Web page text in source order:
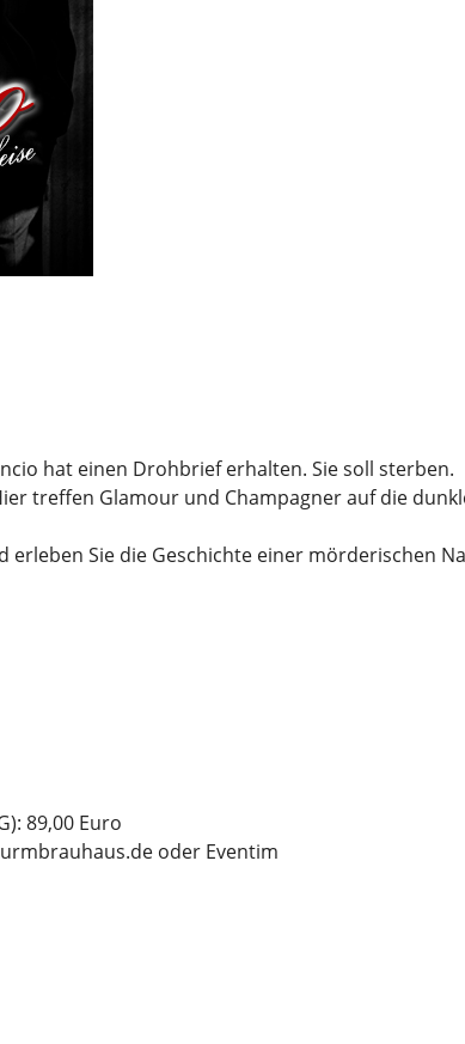
hat einen Drohbrief erhalten. Sie soll sterben.
treffen Glamour und Champagner auf die
Sie die Geschichte einer mörderischen
89,00 Euro
oder Eventim